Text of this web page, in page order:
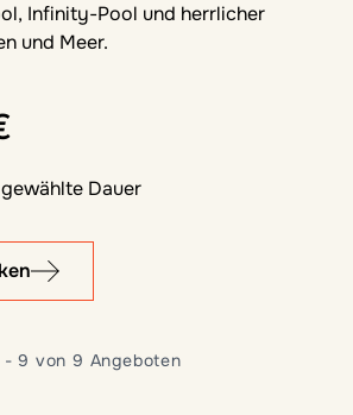
Infinity-Pool und herrlicher
und Meer.
Dauer
- 9 von 9 Angeboten